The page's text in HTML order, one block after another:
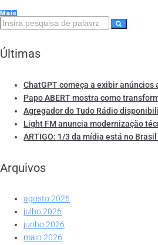
Mais
Últimas
ChatGPT começa a exibir anúncios
Papo ABERT mostra como
Agregador do Tudo Rádio
Light FM anuncia modernização
ARTIGO: 1/3 da mídia está no Brasil
Arquivos
agosto 2026
julho 2026
junho 2026
maio 2026